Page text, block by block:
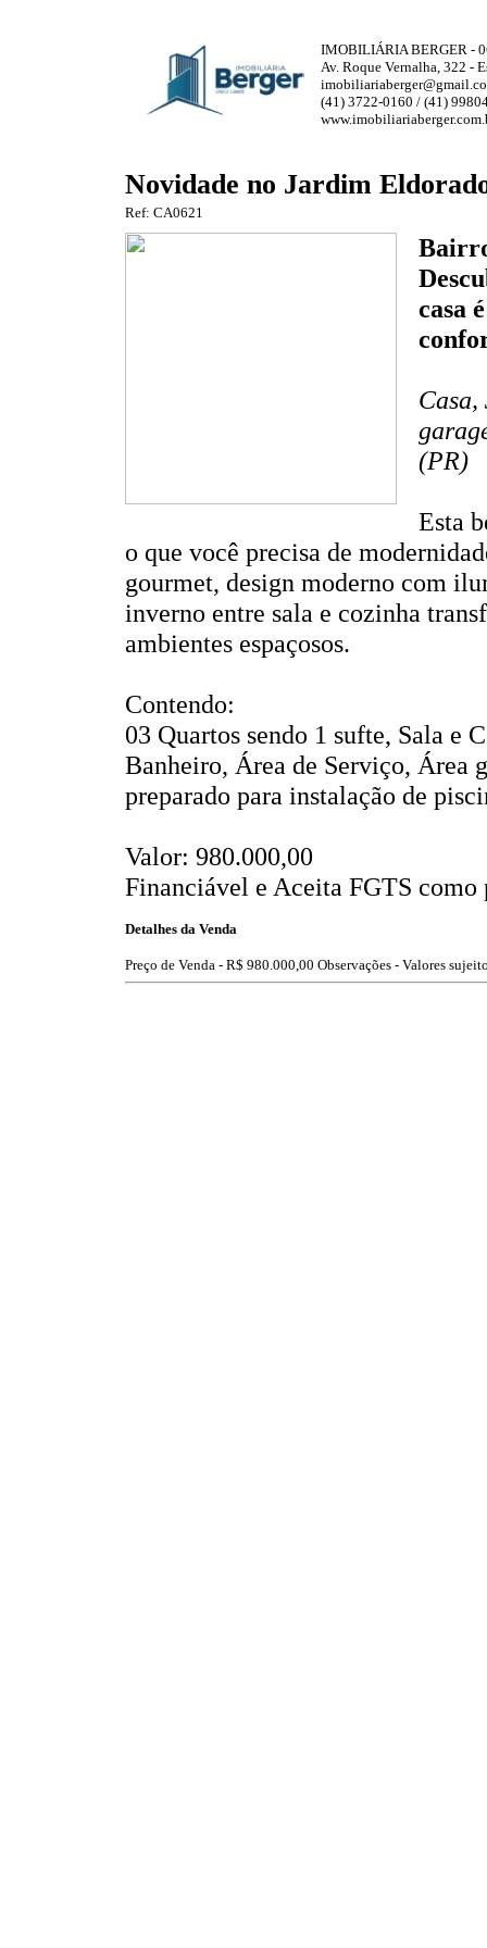
IMOBILIÁRIA BERGER -
Av. Roque Vernalha, 322 -
(41) 3722-0160 / (41)
Novidade no Jardim
Ref: CA0621
casa
(PR)
Esta
o que você precisa de
gourmet, design moderno com
inverno entre sala e cozinha
ambientes espaçosos.
Contendo:
03 Quartos sendo 1 sufte, Sala e
Banheiro, Área de Serviço, Área
preparado para instalação de
Valor: 980.000,00
Financiável e Aceita FGTS como
Detalhes da Venda
Preço de Venda - R$ 980.000,00 Observações - Valores